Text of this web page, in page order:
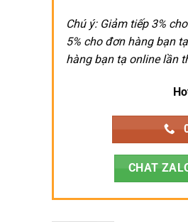
Chú ý: Giảm tiếp 3%
5% cho đơn hàng bạn
hàng bạn tạ online lần
CHAT